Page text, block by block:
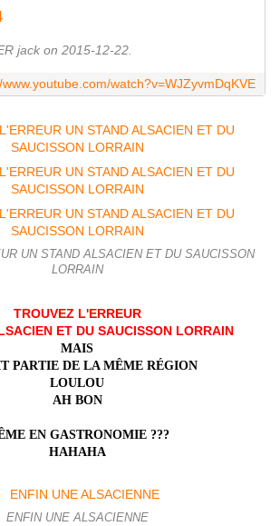
jack on 2015-12-22.
watch?v=WJZyvmDqKVE
UN STAND ALSACIEN ET DU SAUCISSON
LORRAIN
TROUVEZ L'ERREUR
ET DU SAUCISSON LORRAIN
MAIS
PARTIE DE LA MÊME RÉGION
LOULOU
AH BON
EN GASTRONOMIE ???
HAHAHA
ENFIN UNE ALSACIENNE